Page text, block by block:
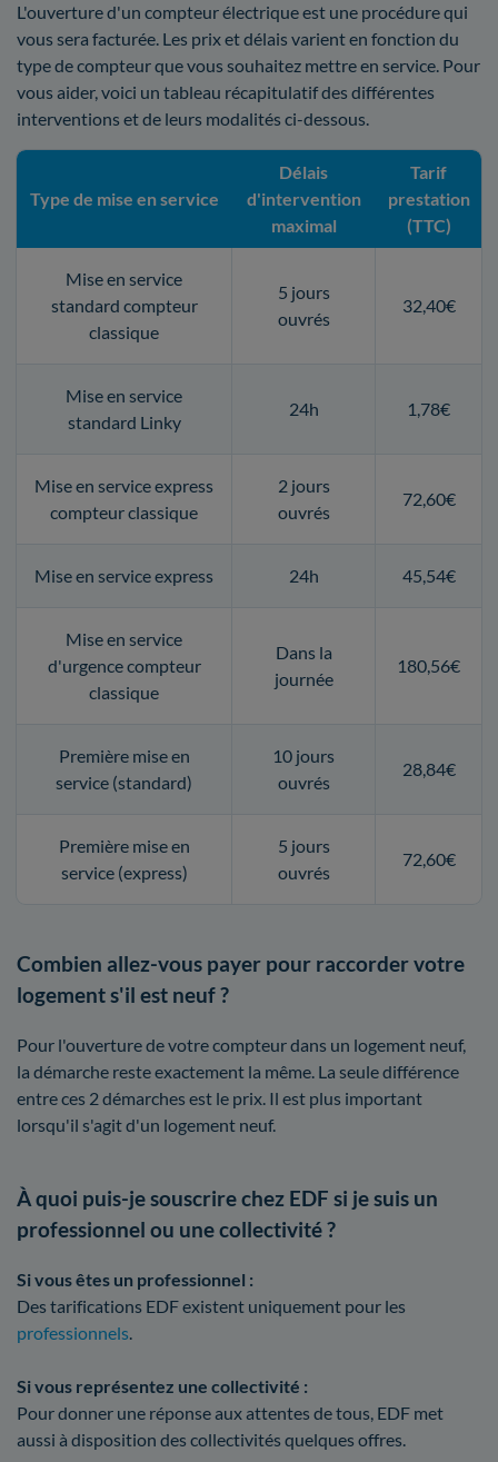
L'ouverture d'un compteur électrique est une procédure qui
vous sera facturée. Les prix et délais varient en fonction du
type de compteur que vous souhaitez mettre en service. Pour
vous aider, voici un tableau récapitulatif des différentes
interventions et de leurs modalités ci-dessous.
Type de mise en service
Délais
d'intervention
maximal
Tarif
prestation
(TTC)
Mise en service
standard compteur
classique
5 jours
ouvrés
32,40€
Mise en service
standard Linky
24h 1,78€
Mise en service express
compteur classique
2 jours
ouvrés
72,60€
Mise en service express 24h 45,54€
Mise en service
d'urgence compteur
classique
Dans la
journée
180,56€
Première mise en
service (standard)
10 jours
ouvrés
28,84€
Première mise en
service (express)
5 jours
ouvrés
72,60€
Combien allez-vous payer pour raccorder votre
logement s'il est neuf ?
Pour l'ouverture de votre compteur dans un logement neuf,
la démarche reste exactement la même. La seule différence
entre ces 2 démarches est le prix. Il est plus important
lorsqu'il s'agit d'un logement neuf.
À quoi puis-je souscrire chez EDF si je suis un
professionnel ou une collectivité ?
Si vous êtes un professionnel :
Des tarifications EDF existent uniquement pour les
professionnels.
Si vous représentez une collectivité :
Pour donner une réponse aux attentes de tous, EDF met
aussi à disposition des collectivités quelques offres.